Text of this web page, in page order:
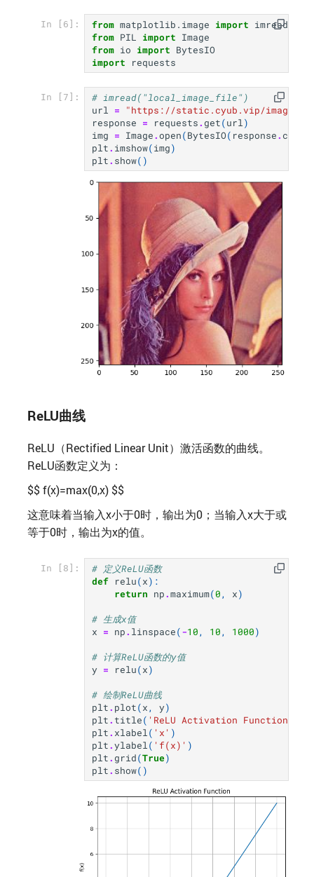
ReLu函数实现
ReLu函数图形
多维数组的运算
神经网络的内积
3层神经网络的实现
$a_1^{(1)}$、$b_1^{(1)}$
各层间信号传递的实现
In [6]: from matplotlib.image import imread
from PIL import Image
from io import BytesIO
import
requests
In [7]:
# imread("local_image_file")
url =
"https://static.cyub.vip/images/
response = requests. get(url)
img = Image.open(BytesIO( response.
plt. imshow(img)
plt. show()
ReLU曲线
ReLU（Rectified Linear Unit）激活函数的曲线。
ReLU函数定义为：
$$ f(x)=max⁡(0,x) $$
这意味着当输入x小于0时，输出为0；当输入x大于或
等于0时，输出为x的值。
In [8]:
# 定义ReLU函数
def relu(x):
return np.maximum(0, x)
# 生成x值
x = np. linspace(-10, 10, 1000)
# 计算ReLU函数的y值
y = relu(x)
# 绘制ReLU曲线
plt. plot(x, y)
plt. title( 'ReLU Activation Function'
plt. xlabel( 'x' )
plt.ylabel( 'f(x)' )
plt. grid(True)
plt. show()